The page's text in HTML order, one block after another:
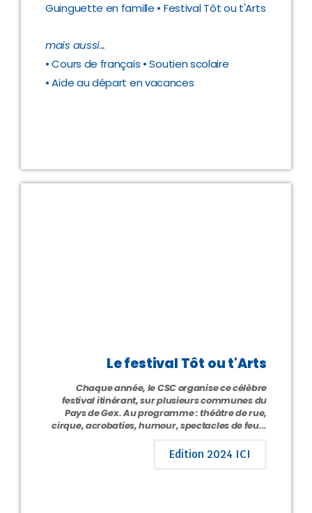
Guinguette en famille • Festival Tôt ou t'Arts
mais aussi...
• Cours de français • Soutien scolaire
• Aide au départ en vacances
Le festival Tôt ou t'Arts
Chaque année, le CSC organise ce célèbre
festival itinérant, sur plusieurs communes du
Pays de Gex. Au programme : théâtre de rue,
cirque, acrobaties, humour, spectacles de feu...
Edition 2024 ICI